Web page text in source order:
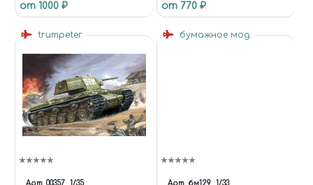
ПОДРАЗДЕЛЕНИЯ
БРОНЕАВТОМОБИЛЕЙ
БРИТАНСКОЙ RNAS
от 1000 ₽ от 770 ₽
trumpeter
Арт. 00357 1/35
бумажное мод.
Арт. бм129 1/33